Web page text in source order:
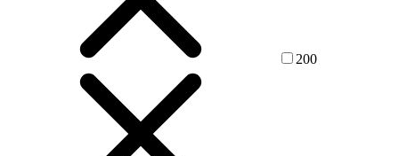
200